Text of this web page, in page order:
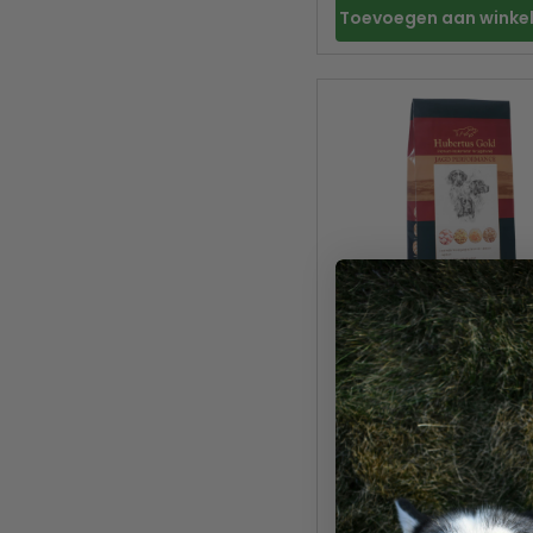
Toevoegen aan
Gratis verzending
Hubertus Gold Jacht
Performance 14 kg
77.00
Toevoegen aan